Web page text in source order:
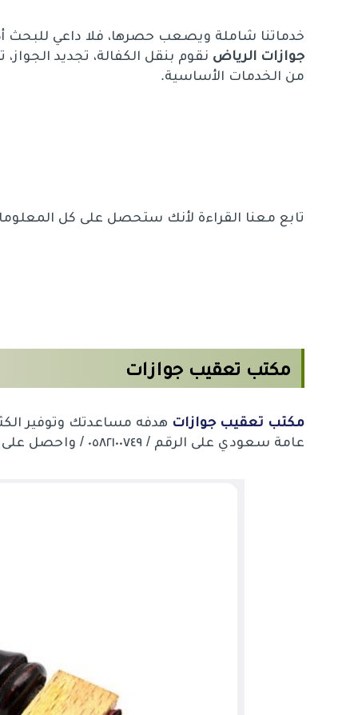
خدماتنا شاملة ويصعب حصرها، فلا داعي للبحث
جوازات الرياض نقوم بنقل الكفالة، تجديد
من الخدمات الأساسية.
تابع معنا القراءة لأنك ستحصل على كل
مكتب تعقيب جوازات
مكتب تعقيب جوازات هدفه مساعدتك وتوفير
عامة سعودي على الرقم / ٠٥٨٢١٠٠٧٤٩ / واحصل على خدماتنا المتكاملة.